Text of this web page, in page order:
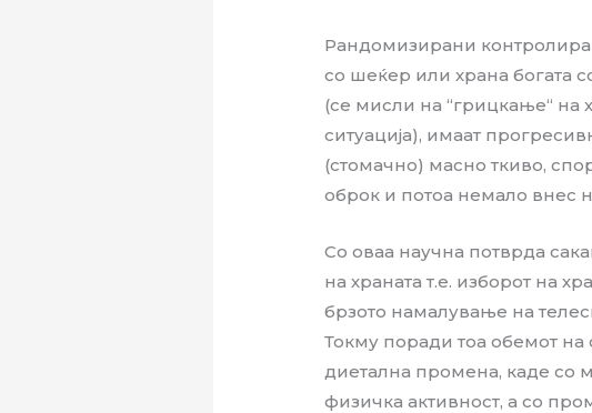
Рандомизирани
со шеќер или храна богата
(се мисли на “грицкање“
ситуација), имаат
(стомачно) масно ткиво,
оброк и потоа немало внес
Со оваа научна потврда
на храната т.е. изборот на
брзото намалување на
Токму поради тоа обемот
диетална промена, каде со
физичка активност, а со